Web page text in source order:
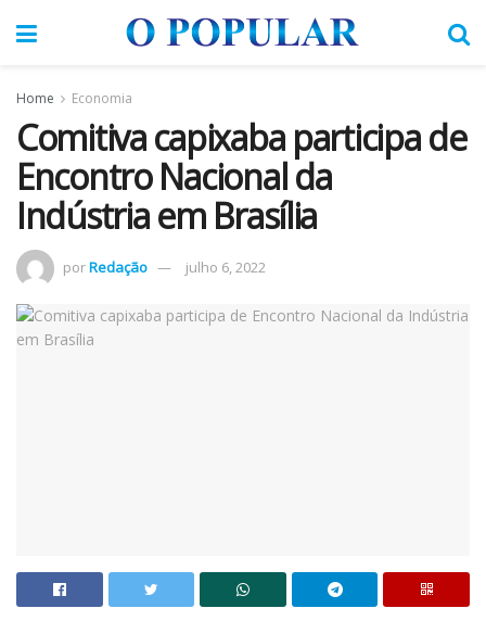
Home Economia
Comitiva capixaba participa de
Encontro Nacional da
Indústria em Brasília
porRedação julho 6, 2022